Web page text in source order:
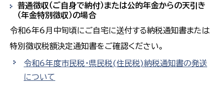
普通徴収（ご自身で納付）または公的年金からの天引き
（年金特別徴収）の場合
令和6年6月中旬頃にご自宅に送付する納税通知書または
特別徴収税額決定通知書をご確認ください。
令和6年度市民税・県民税(住民税)納税通知書の発送
について